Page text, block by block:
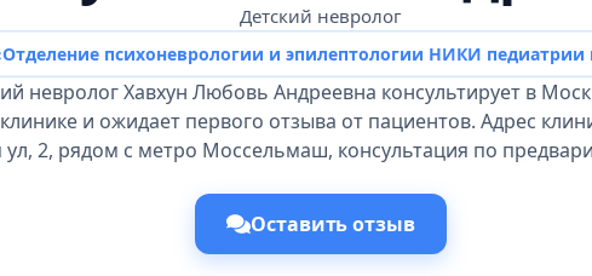
Детский невролог
психоневрологии и эпилептологии НИКИ
невролог Хавхун Любовь Андреевна консультирует в
и ожидает первого отзыва от пациентов. Адрес
ул, 2, рядом с метро Моссельмаш, консультация по
Оставить отзыв